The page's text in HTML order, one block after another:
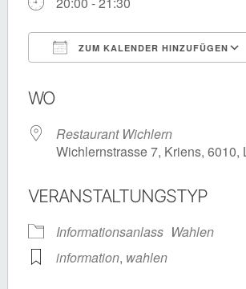
ZUM KALENDER HINZUFÜGEN
WO
Restaurant Wichlern
Wichlernstrasse 7, Kriens, 6010,
VERANSTALTUNGSTYP
Informationsanlass Wahlen
information, wahlen